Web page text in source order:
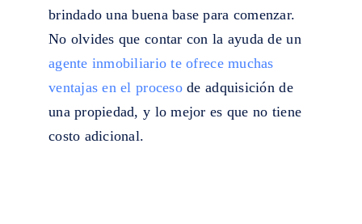
brindado una buena base para comenzar.
No olvides que contar con la ayuda de un
agente inmobiliario te ofrece muchas
ventajas en el procesode adquisición de
una propiedad, y lo mejor es que no tiene
costo adicional.